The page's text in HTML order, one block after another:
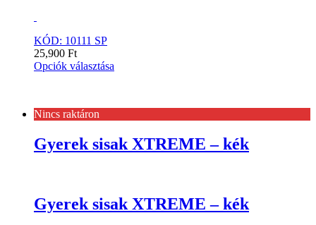
KÓD: 10111 SP
25,900 Ft
Opciók választása
Nincs raktáron
Gyerek sisak XTREME – kék
Gyerek sisak XTREME – kék